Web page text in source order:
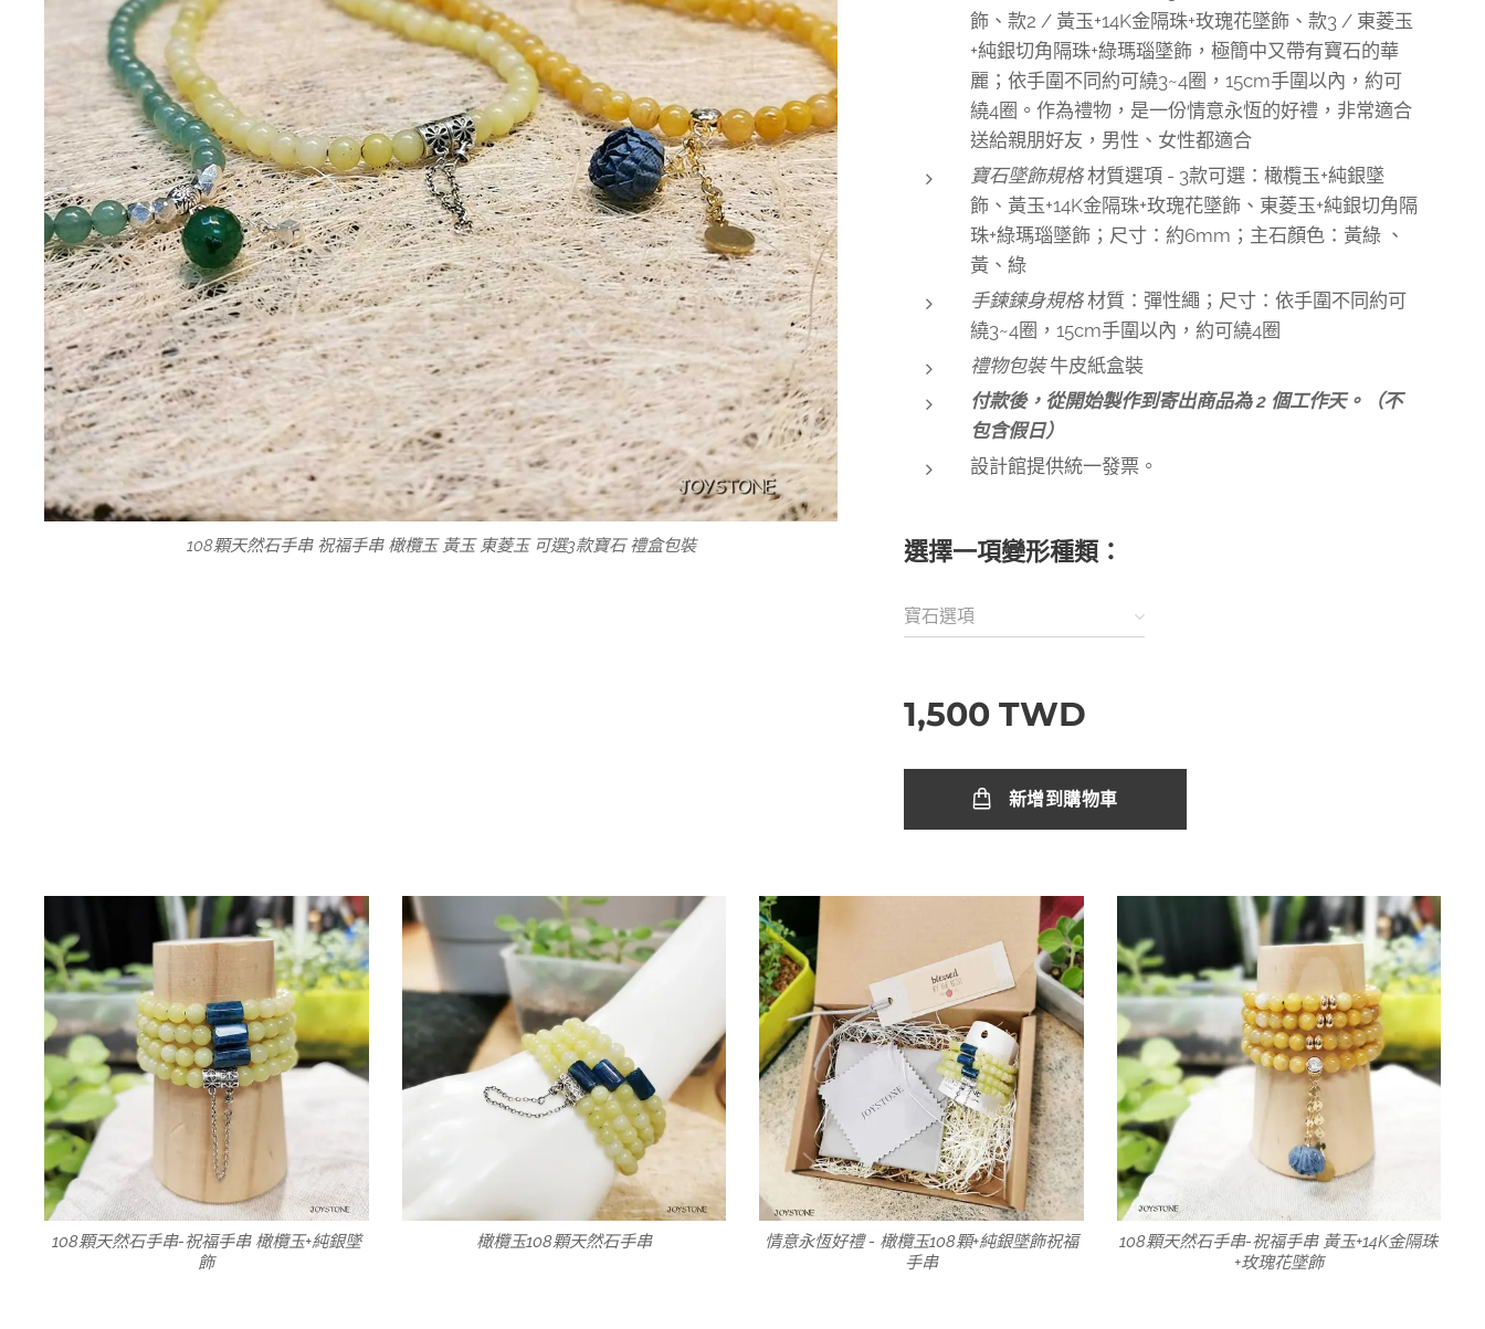
108顆天然石手串 祝福手串 橄欖玉 黃玉 東菱玉 可選3款寶石 禮盒包裝
飾、款2 / 黃玉+14K金隔珠+玫瑰花墜飾、款3 / 東菱玉
+純銀切角隔珠+綠瑪瑙墜飾，極簡中又帶有寶石的華
麗；依手圍不同約可繞3~4圈，15cm手圍以內，約可
繞4圈。作為禮物，是一份情意永恆的好禮，非常適合
送給親朋好友，男性、女性都適合
寶石墜飾規格材質選項 - 3款可選：橄欖玉+純銀墜
飾、黃玉+14K金隔珠+玫瑰花墜飾、東菱玉+純銀切角隔
珠+綠瑪瑙墜飾；尺寸：約6mm；主石顏色：黃綠 、
黃、綠
手鍊鍊身規格材質：彈性繩；尺寸：依手圍不同約可
繞3~4圈，15cm手圍以內，約可繞4圈
禮物包裝牛皮紙盒裝
付款後，從開始製作到寄出商品為 2 個工作天。（不
包含假日）
設計館提供統一發票。
選擇一項變形種類：
寶石選項
1,500 TWD
新增到購物車
108顆天然石手串-祝福手串 橄欖玉+純銀墜
飾
橄欖玉108顆天然石手串
情意永恆好禮 - 橄欖玉108顆+純銀墜飾祝福
手串
108顆天然石手串-祝福手串 黃玉+14K金隔珠
+玫瑰花墜飾